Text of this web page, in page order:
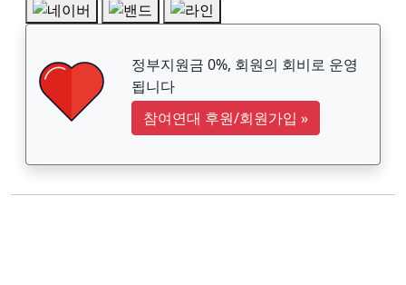
정부지원금 0%, 회원의 회비로 운영
됩니다
참여연대 후원/회원가입 »